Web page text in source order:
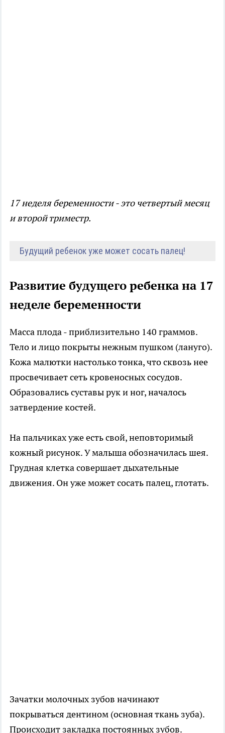
17 неделя беременности - это четвертый месяц
и второй триместр.
Будущий ребенок уже может сосать палец!
Развитие будущего ребенка на 17
неделе беременности
Масса плода - приблизительно 140 граммов.
Тело и лицо покрыты нежным пушком (лануго).
Кожа малютки настолько тонка, что сквозь нее
просвечивает сеть кровеносных сосудов.
Образовались суставы рук и ног, началось
затвердение костей.
На пальчиках уже есть свой, неповторимый
кожный рисунок. У малыша обозначилась шея.
Грудная клетка совершает дыхательные
движения. Он уже может сосать палец, глотать.
Зачатки молочных зубов начинают
покрываться дентином (основная ткань зуба).
Происходит закладка постоянных зубов.